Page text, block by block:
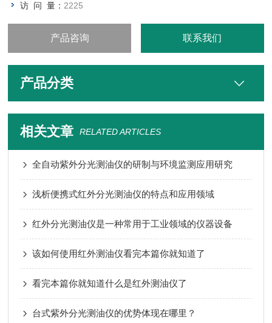
访 问 量： 2225
产品咨询 联系我们
产品分类
相关文章 RELATED ARTICLES
全自动紫外分光测油仪的研制与环境监测应用研究
浅析便携式红外分光测油仪的特点和应用领域
红外分光测油仪是一种常用于工业领域的仪器设备
该如何使用红外测油仪看完本篇你就知道了
看完本篇你就知道什么是红外测油仪了
台式紫外分光测油仪的优势体现在哪里？